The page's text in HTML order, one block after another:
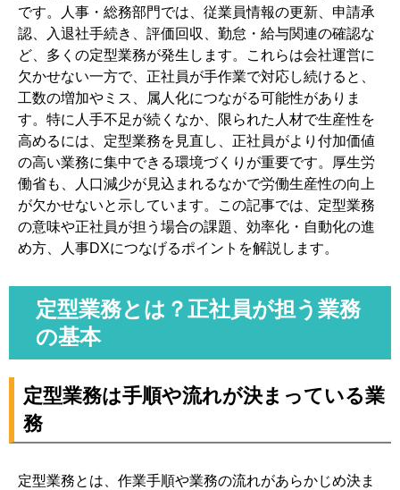
4-3. 手入力によるミスや確認漏れが発生する
4-4. モチベーション低下や離職リスクにつながる
5. 定型業務を効率化するための基本ステップ
5-1. 業務を見える化する
5-2. ムリ・ムダ・ムラを洗い出す
5-3. ECRSで改善方法を検討する
5-4. 試験運用して効果を検証する
6. 定型業務は自動化できる？活用しやすいITツール
6-1. RPAで繰り返し作業を自動化する
6-2. ワークフローシステムで申請・承認を電子化する
6-3. 人事管理システムで人事情報を一元管理する
6-4. ツール導入前に業務整理が必要な理由
7. 人事・総務部門の定型業務を見直すポイント
7-2. 入退社・異動・評価などの業務フローを標準化する
8. 定型業務の効率化を人事DXにつなげる方法
です。人事・総務部門では、従業員情報の更新、申請承
認、入退社手続き、評価回収、勤怠・給与関連の確認な
ど、多くの定型業務が発生します。これらは会社運営に
欠かせない一方で、正社員が手作業で対応し続けると、
工数の増加やミス、属人化につながる可能性がありま
す。特に人手不足が続くなか、限られた人材で生産性を
高めるには、定型業務を見直し、正社員がより付加価値
の高い業務に集中できる環境づくりが重要です。厚生労
働省も、人口減少が見込まれるなかで労働生産性の向上
が欠かせないと示しています。この記事では、定型業務
の意味や正社員が担う場合の課題、効率化・自動化の進
め方、人事DXにつなげるポイントを解説します。
定型業務とは？正社員が担う業務
の基本
定型業務は手順や流れが決まっている業
務
定型業務とは、作業手順や業務の流れがあらかじめ決ま